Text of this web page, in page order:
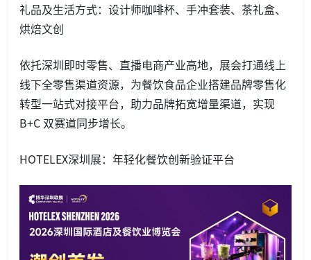
礼品及生活方式：设计师咖啡杯、手冲套装、茶礼盒、
烘焙文创
依托深圳即时零售、直播电商产业高地，展会打通线上
线下全零售渠道资源，为餐饮食品企业搭建品牌零售化
转型一站式对接平台，助力品牌拓宽增量渠道，实现
B+C 双赛道同步增长。
HOTELEX深圳展：年轻化餐饮创新验证平台